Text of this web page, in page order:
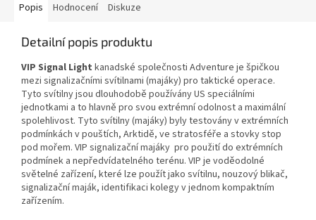
Popis Hodnocení Diskuze
Detailní popis produktu
VIP Signal Light kanadské společnosti Adventure je špičkou
mezi signalizačními svítilnami (majáky) pro taktické operace.
Tyto svítilny jsou dlouhodobě používány US speciálními
jednotkami a to hlavně pro svou extrémní odolnost a maximální
spolehlivost. Tyto svítilny (majáky) byly testovány v extrémních
podmínkách v pouštích, Arktidě, ve stratosféře a stovky stop
pod mořem. VIP signalizační majáky pro použití do extrémních
podmínek a nepředvídatelného terénu. VIP je voděodolné
světelné zařízení, které lze použít jako svítilnu, nouzový blikač,
signalizační maják, identifikaci kolegy v jednom kompaktním
zařízením.